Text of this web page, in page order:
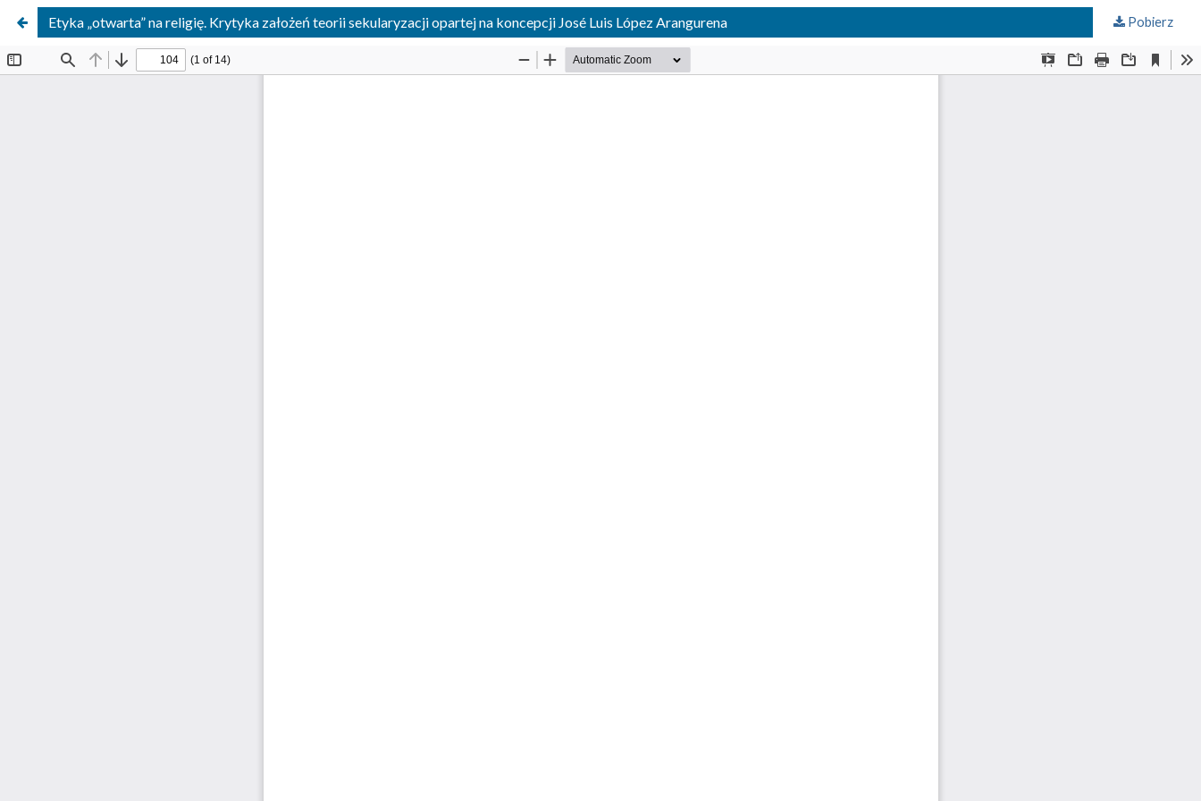
Etyka „otwarta” na religię. Krytyka założeń teorii sekularyzacji opartej na koncepcji José Luis López Arangurena Pobierz